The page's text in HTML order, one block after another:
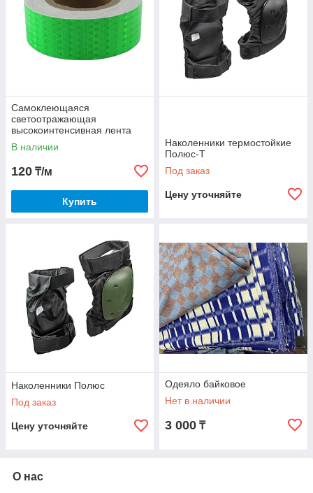
Самоклеющаяся
светоотражающая
высокоинтенсивная лента
В наличии
120 ₸/м
Купить
Наколенники термостойкие
Полюс-Т
Под заказ
Цену уточняйте
Наколенники Полюс
Под заказ
Цену уточняйте
Одеяло байковое
Нет в наличии
3 000 ₸
О нас